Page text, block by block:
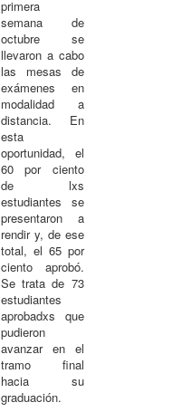
primera
semana de
octubre se
llevaron a cabo
las mesas de
exámenes en
modalidad a
distancia. En
esta
oportunidad, el
60 por ciento
de lxs
estudiantes se
presentaron a
rendir y, de ese
total, el 65 por
ciento aprobó.
Se trata de 73
estudiantes
aprobadxs que
pudieron
avanzar en el
tramo final
hacia su
graduación.